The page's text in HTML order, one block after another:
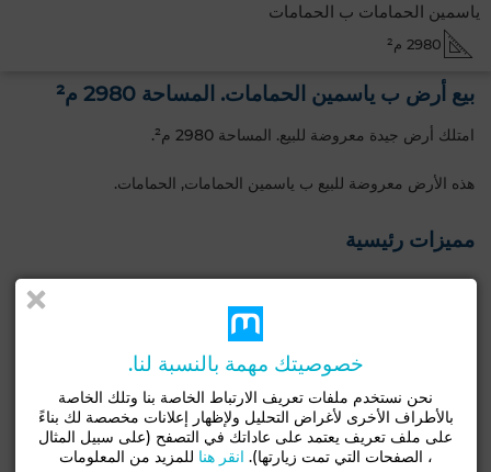
ياسمين الحمامات ب الحمامات
2980 م²
بيع أرض ب ياسمين الحمامات. المساحة 2980 م²
امتلك أرض جيدة معروضة للبيع. المساحة 2980 م².
هذه الأرض معروضة للبيع ب ياسمين الحمامات, الحمامات.
مميزات رئيسية
مسجل
حالة الأرض
لوتي
الموقع
خصوصيتك مهمة بالنسبة لنا.
نحن نستخدم ملفات تعريف الارتباط الخاصة بنا وتلك الخاصة
بالأطراف الأخرى لأغراض التحليل ولإظهار إعلانات مخصصة لك بناءً
على ملف تعريف يعتمد على عاداتك في التصفح (على سبيل المثال
، الصفحات التي تمت زيارتها). انقر هنا للمزيد من المعلومات